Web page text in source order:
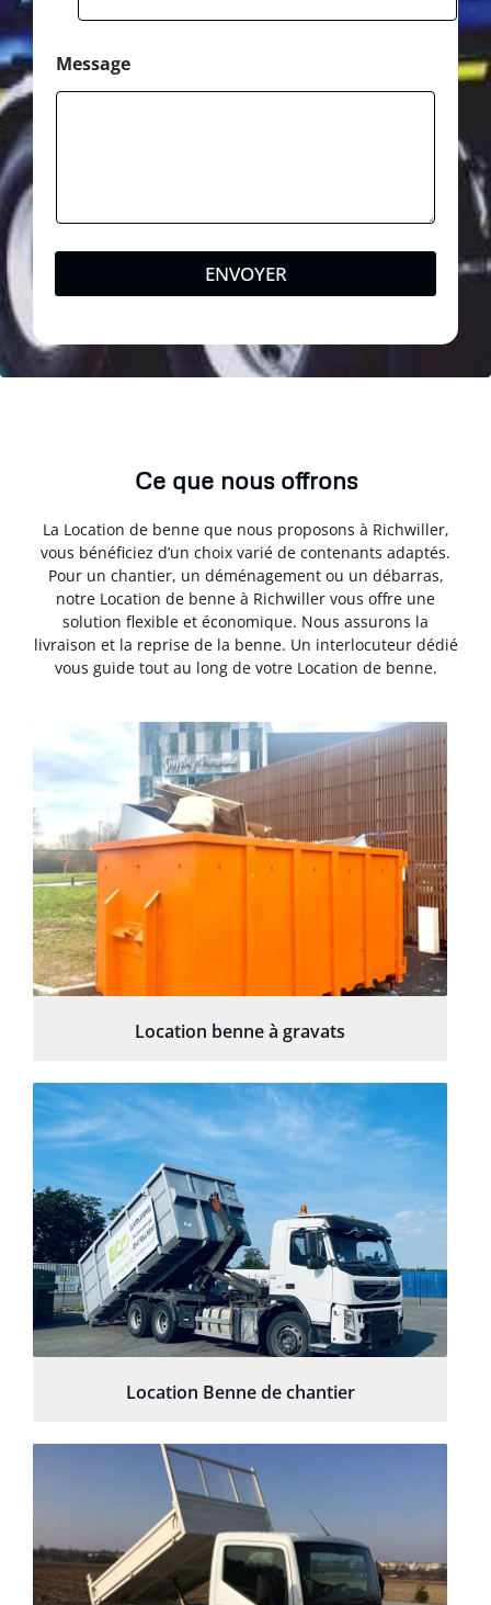
h
Message
ENVOYER
Ce que nous offrons
La Location de benne que nous proposons à Richwiller,
vous bénéficiez d’un choix varié de contenants adaptés.
Pour un chantier, un déménagement ou un débarras,
notre Location de benne à Richwiller vous offre une
solution flexible et économique. Nous assurons la
livraison et la reprise de la benne. Un interlocuteur dédié
vous guide tout au long de votre Location de benne.
Location benne à gravats
Location Benne de chantier